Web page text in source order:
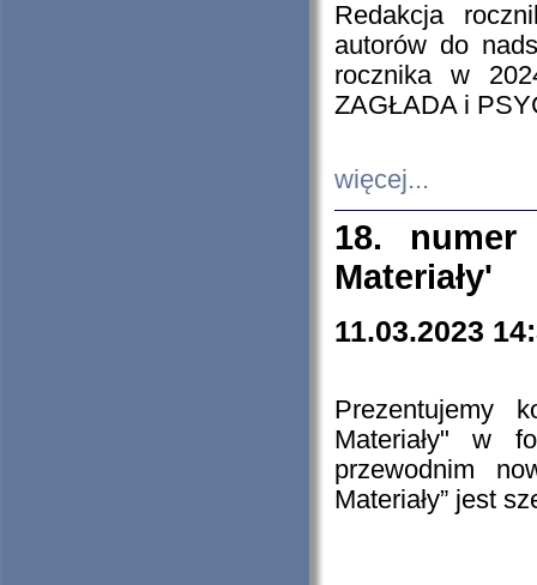
Redakcja
autorów do
rocznika w
ZAGŁADA i
więcej...
18. numer
Materiały'
11.03.2023
Prezentujemy
Materiały" w
przewodnim
Materiały” jest